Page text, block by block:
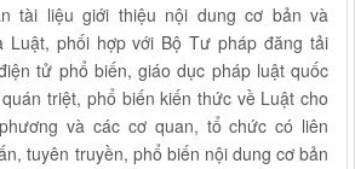
tài liệu giới thiệu nội dung cơ bản và
Luật, phối hợp với Bộ Tư pháp đăng tải
tử phổ biến, giáo dục pháp luật quốc
triệt, phổ biến kiến thức về Luật cho
và các cơ quan, tổ chức có liên
tuyên truyền, phổ biến nội dung cơ bản